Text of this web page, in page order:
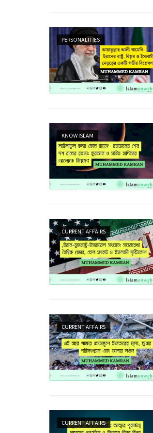
PERSONALITIES
KNOW ISLAM
CURRENT AFFAIRS
CURRENT AFFAIRS
CURRENT AFFAIRS